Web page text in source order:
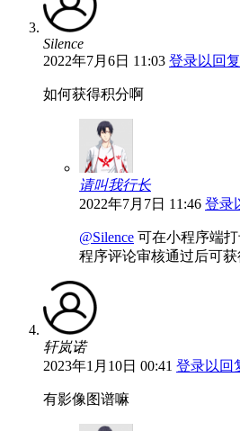
Silence
2022年7月6日 11:03 登录以回复
如何获得积分啊
请叫我行长
2022年7月7日 11:46 登录
@Silence 可在小程序端
程序评论审核通过后可获
轩岚诺
2023年1月10日 00:41 登录以回
有影像图谱嘛